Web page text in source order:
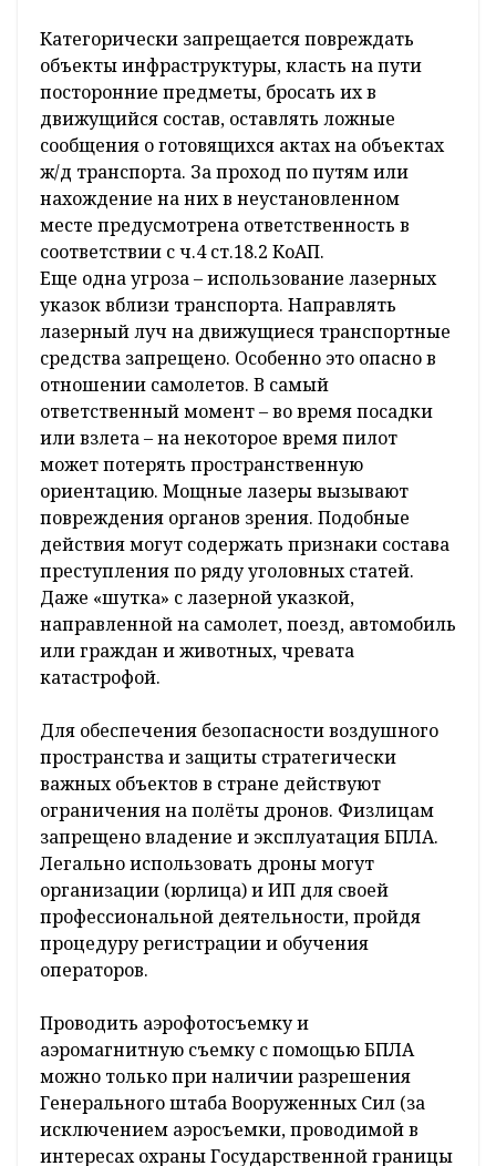
Категорически запрещается повреждать
объекты инфраструктуры, класть на пути
посторонние предметы, бросать их в
движущийся состав, оставлять ложные
сообщения о готовящихся актах на объектах
ж/д транспорта. За проход по путям или
нахождение на них в неустановленном
месте предусмотрена ответственность в
соответствии с ч.4 ст.18.2 КоАП.
Еще одна угроза – использование лазерных
указок вблизи транспорта. Направлять
лазерный луч на движущиеся транспортные
средства запрещено. Особенно это опасно в
отношении самолетов. В самый
ответственный момент – во время посадки
или взлета – на некоторое время пилот
может потерять пространственную
ориентацию. Мощные лазеры вызывают
повреждения органов зрения. Подобные
действия могут содержать признаки состава
преступления по ряду уголовных статей.
Даже «шутка» с лазерной указкой,
направленной на самолет, поезд, автомобиль
или граждан и животных, чревата
катастрофой.
Для обеспечения безопасности воздушного
пространства и защиты стратегически
важных объектов в стране действуют
ограничения на полёты дронов. Физлицам
запрещено владение и эксплуатация БПЛА.
Легально использовать дроны могут
организации (юрлица) и ИП для своей
профессиональной деятельности, пройдя
процедуру регистрации и обучения
операторов.
Проводить аэрофотосъемку и
аэромагнитную съемку с помощью БПЛА
можно только при наличии разрешения
Генерального штаба Вооруженных Сил (за
исключением аэросъемки, проводимой в
интересах охраны Государственной границы